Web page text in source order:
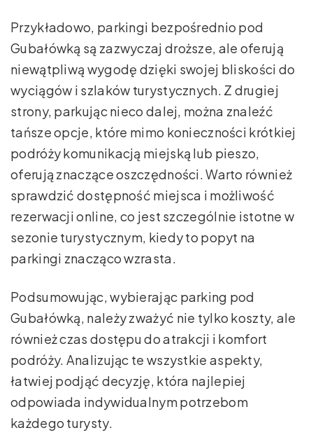
Przykładowo, parkingi bezpośrednio pod
Gubałówką są zazwyczaj droższe, ale oferują
niewątpliwą wygodę dzięki swojej bliskości do
wyciągów i szlaków turystycznych. Z drugiej
strony, parkując nieco dalej, można znaleźć
tańsze opcje, które mimo konieczności krótkiej
podróży komunikacją miejską lub pieszo,
oferują znaczące oszczędności. Warto również
sprawdzić dostępność miejsca i możliwość
rezerwacji online, co jest szczególnie istotne w
sezonie turystycznym, kiedy to popyt na
parkingi znacząco wzrasta.
Podsumowując, wybierając parking pod
Gubałówką, należy zważyć nie tylko koszty, ale
również czas dostępu do atrakcji i komfort
podróży. Analizując te wszystkie aspekty,
łatwiej podjąć decyzję, która najlepiej
odpowiada indywidualnym potrzebom
każdego turysty.